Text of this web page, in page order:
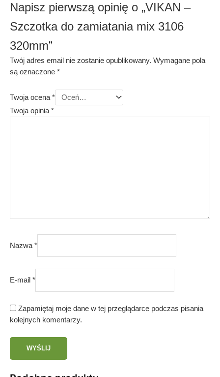
Napisz pierwszą opinię o „VIKAN –
Szczotka do zamiatania mix 3106
320mm”
Twój adres email nie zostanie opublikowany. Wymagane pola
są oznaczone *
Twoja ocena *
Twoja opinia*
Nazwa *
E-mail *
Zapamiętaj moje dane w tej przeglądarce podczas pisania
kolejnych komentarzy.